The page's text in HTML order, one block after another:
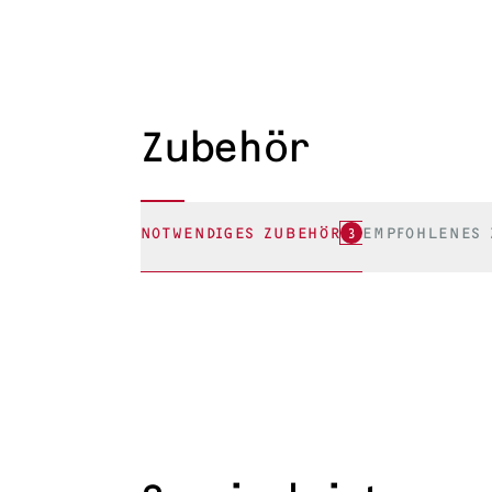
Zubehör
NOTWENDIGES ZUBEHÖR 3 EMPFOHLENES